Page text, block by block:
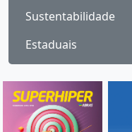
Sustentabilidade
Estaduais